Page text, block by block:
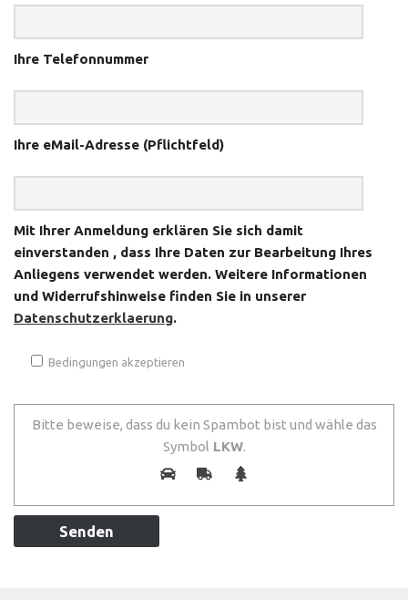
Ihre Telefonnummer
Ihre eMail-Adresse (Pflichtfeld)
Mit Ihrer Anmeldung erklären Sie sich damit
einverstanden , dass Ihre Daten zur Bearbeitung Ihres
Anliegens verwendet werden. Weitere Informationen
und Widerrufshinweise finden Sie in unserer
Datenschutzerklaerung.
Bedingungen akzeptieren
Bitte beweise, dass du kein Spambot bist und wähle das
Symbol LKW.